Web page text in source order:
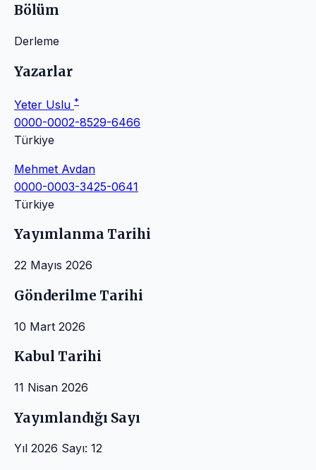
Bölüm
Derleme
Yazarlar
Yeter Uslu *
0000-0002-8529-6466
Türkiye
Mehmet Avdan
0000-0003-3425-0641
Türkiye
Yayımlanma Tarihi
22 Mayıs 2026
Gönderilme Tarihi
10 Mart 2026
Kabul Tarihi
11 Nisan 2026
Yayımlandığı Sayı
Yıl 2026 Sayı: 12